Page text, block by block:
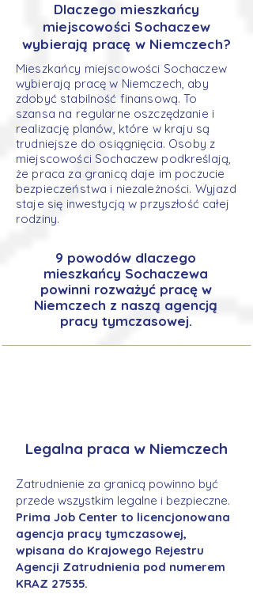
Dlaczego mieszkańcy
miejscowości Sochaczew
wybierają pracę w Niemczech?
Mieszkańcy miejscowości Sochaczew
wybierają pracę w Niemczech, aby
zdobyć stabilność finansową. To
szansa na regularne oszczędzanie i
realizację planów, które w kraju są
trudniejsze do osiągnięcia. Osoby z
miejscowości Sochaczew podkreślają,
że praca za granicą daje im poczucie
bezpieczeństwa i niezależności. Wyjazd
staje się inwestycją w przyszłość całej
rodziny.
9 powodów dlaczego
mieszkańcy Sochaczewa
powinni rozważyć pracę w
Niemczech z naszą agencją
pracy tymczasowej.
Legalna praca w Niemczech
Zatrudnienie za granicą powinno być
przede wszystkim legalne i bezpieczne.
Prima Job Center to licencjonowana
agencja pracy tymczasowej,
wpisana do Krajowego Rejestru
Agencji Zatrudnienia pod numerem
KRAZ 27535.